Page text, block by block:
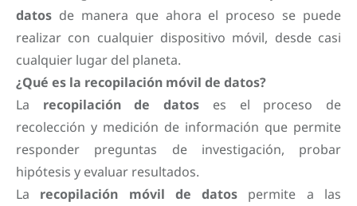
datos de manera que ahora el proceso se puede
realizar con cualquier dispositivo móvil, desde casi
cualquier lugar del planeta.
¿Qué es la recopilación móvil de datos?
La recopilación de datos es el proceso de
recolección y medición de información que permite
responder preguntas de investigación, probar
hipótesis y evaluar resultados.
La recopilación móvil de datos permite a las